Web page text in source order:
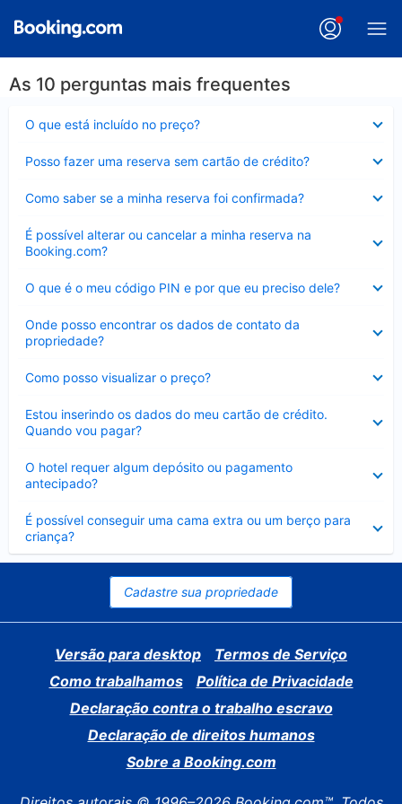
As 10 perguntas mais frequentes
O que está incluído no preço?
Posso fazer uma reserva sem cartão de crédito?
Como saber se a minha reserva foi confirmada?
É possível alterar ou cancelar a minha reserva na
Booking.com?
Contraído
O que é o meu código PIN e por que eu preciso dele?
Onde posso encontrar os dados de contato da
propriedade?
Como posso visualizar o preço?
Estou inserindo os dados do meu cartão de crédito.
Quando vou pagar?
O hotel requer algum depósito ou pagamento
antecipado?
É possível conseguir uma cama extra ou um berço para
criança?
Contraído
Cadastre sua propriedade
Versão para desktop
Termos de Serviço
Como trabalhamos
Política de Privacidade
Declaração contra o trabalho escravo
Declaração de direitos humanos
Sobre a Booking.com